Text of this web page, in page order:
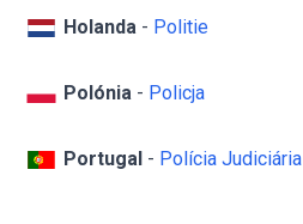
Holanda - Politie
Polónia - Policja
Portugal - Polícia Judiciária